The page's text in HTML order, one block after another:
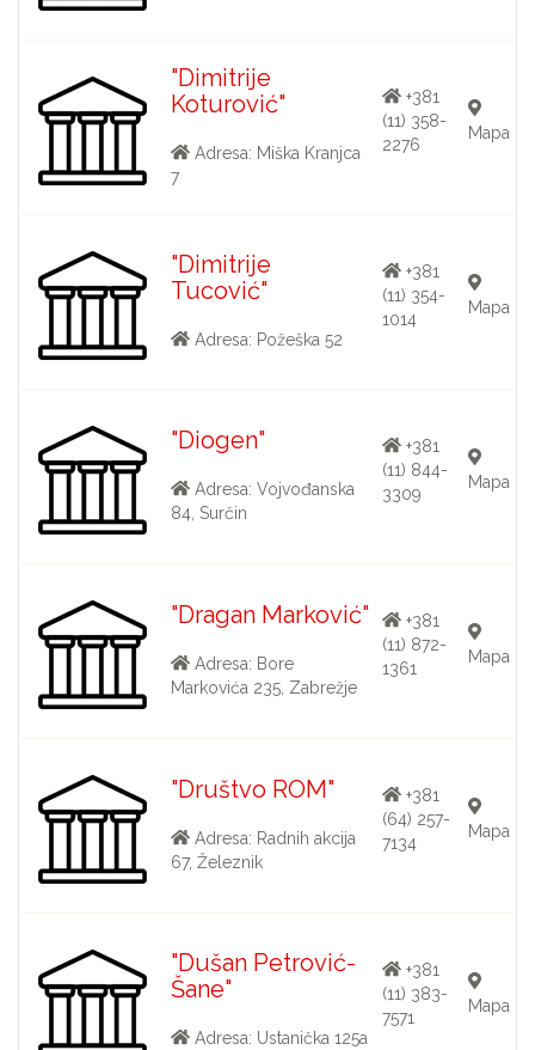
"Dimitrije
Koturović"
Adresa: Miška Kranjca
7
+381
(11) 358-
2276
Mapa
"Dimitrije
Tucović"
Adresa: Požeška 52
+381
(11) 354-
1014
Mapa
"Diogen"
Adresa: Vojvođanska
84, Surčin
+381
(11) 844-
3309
Mapa
"Dragan Marković"
Adresa: Bore
Markovića 235, Zabrežje
+381
(11) 872-
1361
Mapa
"Društvo ROM"
Adresa: Radnih akcija
67, Železnik
+381
(64) 257-
7134
Mapa
"Dušan Petrović-
Šane"
Adresa: Ustanička 125a
+381
(11) 383-
7571
Mapa